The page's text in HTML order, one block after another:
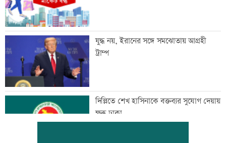
যুদ্ধ নয়, ইরানের সঙ্গে সমঝোতায় আগ্রহী
ট্রাম্প
দিল্লিতে শেখ হাসিনাকে বক্তব্যর সুযোগ দেয়ায়
ক্ষুব্ধ ঢাকা